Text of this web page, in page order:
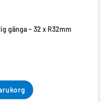
gänga – 32 x R32mm